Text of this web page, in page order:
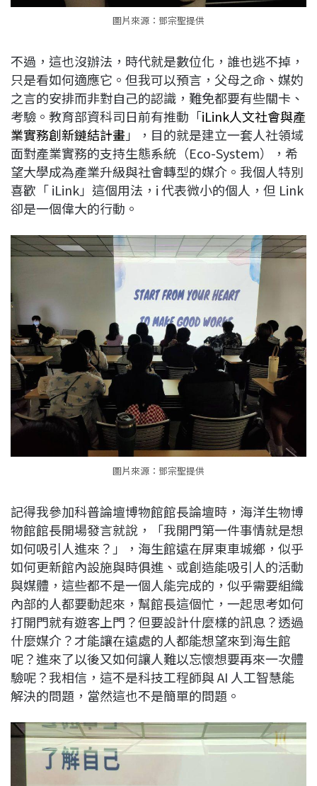
圖片來源：鄧宗聖提供
不過，這也沒辦法，時代就是數位化，誰也逃不掉，
只是看如何適應它。但我可以預言，父母之命、媒妁
之言的安排而非對自己的認識，難免都要有些關卡、
考驗。教育部資科司日前有推動「iLink人文社會與產
業實務創新鏈結計畫」，目的就是建立一套人社領域
面對產業實務的支持生態系統（Eco-System），希
望大學成為產業升級與社會轉型的媒介。我個人特別
喜歡「 iLink」這個用法，i 代表微小的個人，但 Link
卻是一個偉大的行動。
圖片來源：鄧宗聖提供
記得我參加科普論壇博物館館長論壇時，海洋生物博
物館館長開場發言就說，「我開門第一件事情就是想
如何吸引人進來？」，海生館遠在屏東車城鄉，似乎
如何更新館內設施與時俱進、或創造能吸引人的活動
與媒體，這些都不是一個人能完成的，似乎需要組織
內部的人都要動起來，幫館長這個忙，一起思考如何
打開門就有遊客上門？但要設計什麼樣的訊息？透過
什麼媒介？才能讓在遠處的人都能想望來到海生館
呢？進來了以後又如何讓人難以忘懷想要再來一次體
驗呢？我相信，這不是科技工程師與 AI 人工智慧能
解決的問題，當然這也不是簡單的問題。